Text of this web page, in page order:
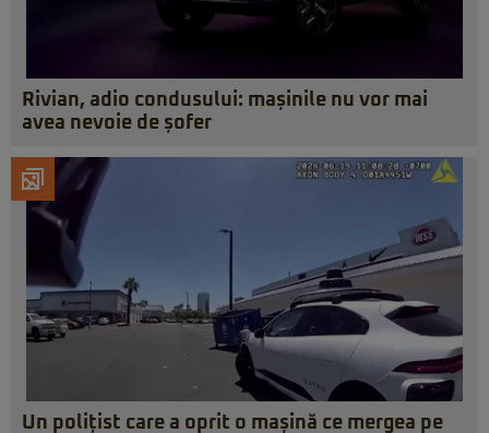
Rivian, adio condusului: mașinile nu vor mai
avea nevoie de șofer
Un polițist care a oprit o mașină ce mergea pe